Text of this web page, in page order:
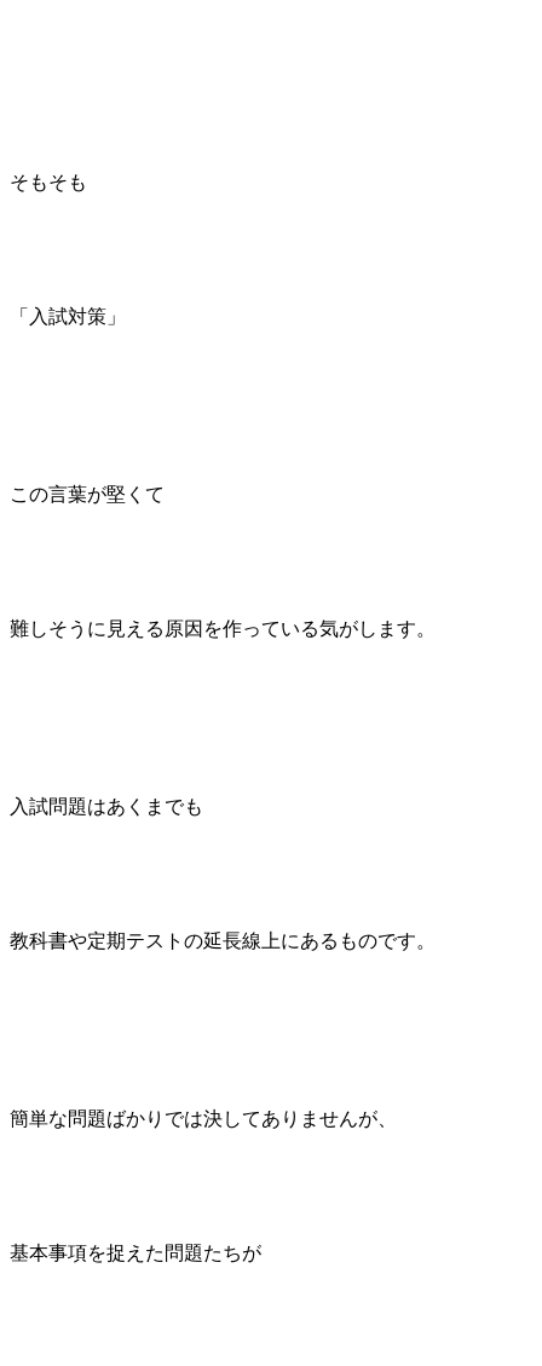
そもそも
「入試対策」
この言葉が堅くて
難しそうに見える原因を作っている気がします。
入試問題はあくまでも
教科書や定期テストの延長線上にあるものです。
簡単な問題ばかりでは決してありませんが、
基本事項を捉えた問題たちが